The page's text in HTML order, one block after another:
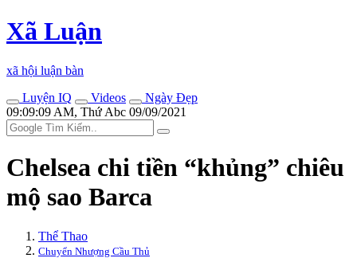
Xã Luận
xã hội luận bàn
Luyện IQ
Videos
Ngày Đẹp
09:09:09 AM, Thứ Abc 09/09/2021
Chelsea chi tiền “khủng” chiêu
mộ sao Barca
Thể Thao
Chuyển Nhượng Cầu Thủ